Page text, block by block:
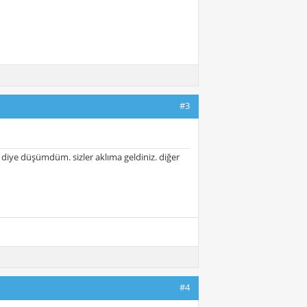
#3
düşümdüm. sizler aklıma geldiniz. diğer
#4